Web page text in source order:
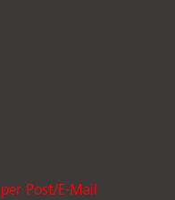
Post/E-Mail